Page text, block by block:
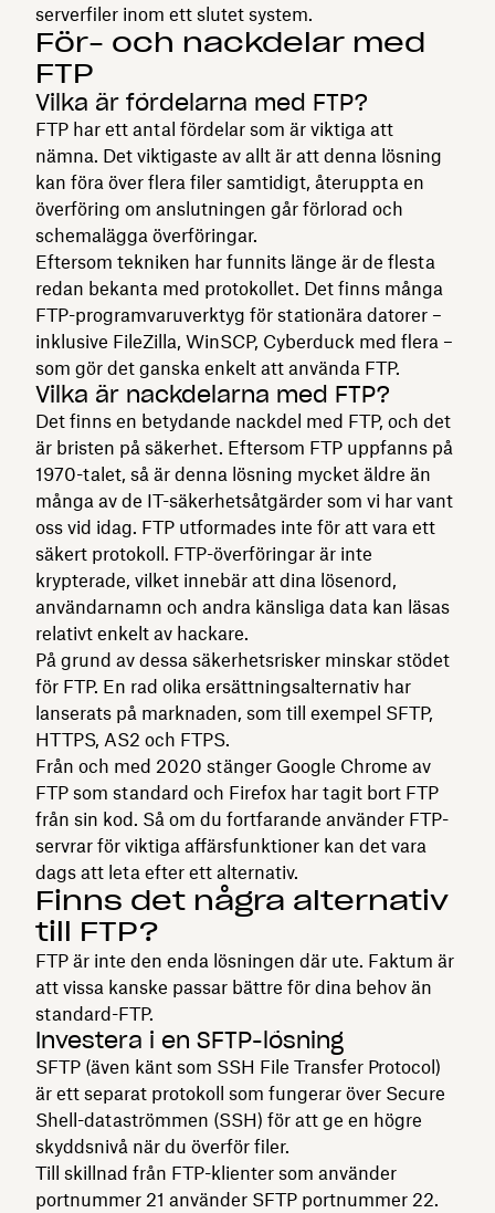
serverfiler inom ett slutet system.
För- och nackdelar med
FTP
Vilka är fördelarna med FTP?
FTP har ett antal fördelar som är viktiga att
nämna. Det viktigaste av allt är att denna lösning
kan föra över flera filer samtidigt, återuppta en
överföring om anslutningen går förlorad och
schemalägga överföringar.
Eftersom tekniken har funnits länge är de flesta
redan bekanta med protokollet. Det finns många
FTP-programvaruverktyg för stationära datorer –
inklusive FileZilla, WinSCP, Cyberduck med flera –
som gör det ganska enkelt att använda FTP.
Vilka är nackdelarna med FTP?
Det finns en betydande nackdel med FTP, och det
är bristen på säkerhet. Eftersom FTP uppfanns på
1970-talet, så är denna lösning mycket äldre än
många av de IT-säkerhetsåtgärder som vi har vant
oss vid idag. FTP utformades inte för att vara ett
säkert protokoll. FTP-överföringar är inte
krypterade, vilket innebär att dina lösenord,
användarnamn och andra känsliga data kan läsas
relativt enkelt av hackare.
På grund av dessa säkerhetsrisker minskar stödet
för FTP. En rad olika ersättningsalternativ har
lanserats på marknaden, som till exempel SFTP,
HTTPS, AS2 och FTPS.
Från och med 2020 stänger Google Chrome av
FTP som standard och Firefox har tagit bort FTP
från sin kod. Så om du fortfarande använder FTP-
servrar för viktiga affärsfunktioner kan det vara
dags att leta efter ett alternativ.
Finns det några alternativ
till FTP?
FTP är inte den enda lösningen där ute. Faktum är
att vissa kanske passar bättre för dina behov än
standard-FTP.
Investera i en SFTP-lösning
SFTP (även känt som SSH File Transfer Protocol)
är ett separat protokoll som fungerar över Secure
Shell-dataströmmen (SSH) för att ge en högre
skyddsnivå när du överför filer.
Till skillnad från FTP-klienter som använder
portnummer 21 använder SFTP portnummer 22.